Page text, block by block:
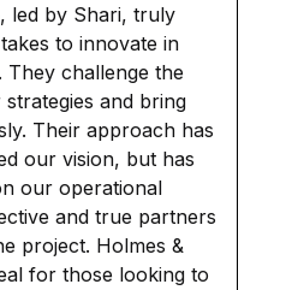
Holmes and Watson | All rights
led by Shari, truly
to innovate in
They challenge the
and bring
Their approach has
our vision, but has
our operational
and true partners
project. Holmes &
for those looking to